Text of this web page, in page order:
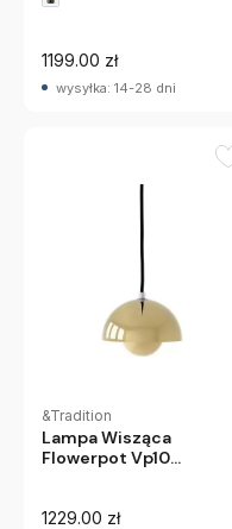
1199.00 zł
wysyłka: 14-28 dni
&Tradition
Lampa Wisząca
Flowerpot Vp10
1229.00 zł